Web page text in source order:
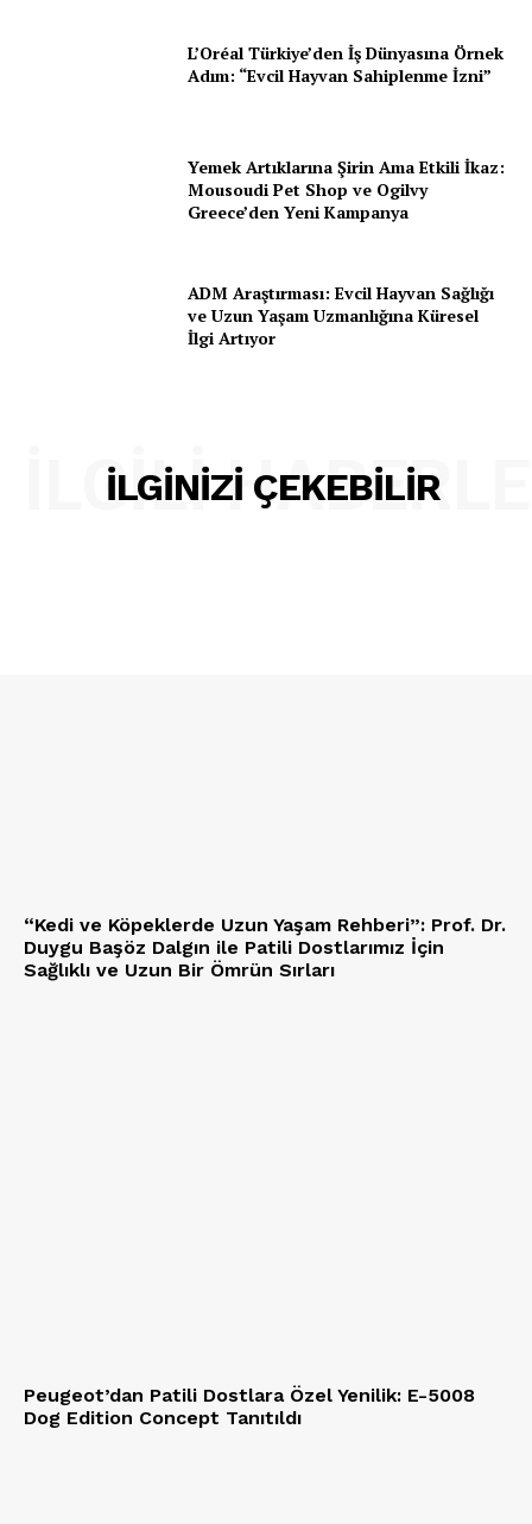
L’Oréal Türkiye’den İş Dünyasına Örnek
Adım: “Evcil Hayvan Sahiplenme İzni”
Yemek Artıklarına Şirin Ama Etkili İkaz:
Mousoudi Pet Shop ve Ogilvy
Greece’den Yeni Kampanya
ADM Araştırması: Evcil Hayvan Sağlığı
ve Uzun Yaşam Uzmanlığına Küresel
İlgi Artıyor
İLGINIZI ÇEKEBILIR
İLGILI
“Kedi ve Köpeklerde Uzun Yaşam Rehberi”: Prof. Dr.
Duygu Başöz Dalgın ile Patili Dostlarımız İçin
Sağlıklı ve Uzun Bir Ömrün Sırları
Peugeot’dan Patili Dostlara Özel Yenilik: E-5008
Dog Edition Concept Tanıtıldı